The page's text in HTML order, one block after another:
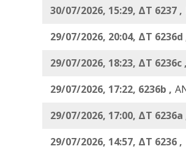
30/07/2026, 15:29, ΔΤ 6237 ,
29/07/2026, 20:04, ΔΤ 6236d
29/07/2026, 18:23, ΔΤ 6236c ,
29/07/2026, 17:22, 6236b ,
29/07/2026, 17:00, ΔΤ 6236a
29/07/2026, 14:57, ΔΤ 6236 ,